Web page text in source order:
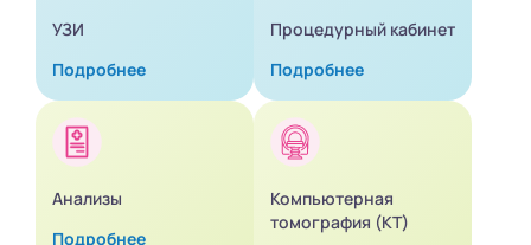
УЗИ
Подробнее
Процедурный кабинет
Подробнее
Анализы
Подробнее
Компьютерная
томография (КТ)